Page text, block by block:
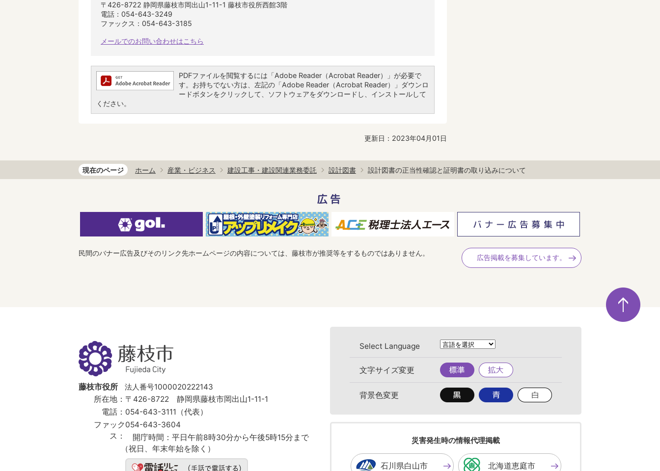
〒426-8722 静岡県藤枝市岡出山1-11-1 藤枝市役所西館3階
電話：054-643-3249
ファックス：054-643-3185
メールでのお問い合わせはこちら
PDFファイルを閲覧するには「Adobe Reader（Acrobat Reader）」が必要で
す。お持ちでない方は、左記の「Adobe Reader（Acrobat Reader）」ダウンロ
ードボタンをクリックして、ソフトウェアをダウンロードし、インストールして
ください。
更新日：2023年04月01日
現在のページ ホーム 産業・ビジネス 建設工事・建設関連業務委託 設計図書 設計図書の正当性確認と証明書の取り込みについて
広告
民間のバナー広告及びそのリンク先ホームページの内容については、藤枝市が推奨等をするものではありません。
広告掲載を募集しています。
ペ
ー
ジ
の
藤
枝
市
Fujieda
City
藤枝市役所
法人番号1000020222143
所在地： 〒426-8722 静岡県藤枝市岡出山1-11-1
電話： 054-643-3111（代表）
ファック
ス：
054-643-3604
開庁時間： 平日午前8時30分から午後5時15分まで
（祝日、年末年始を除く）
Select Language
文字サイズ変更
標
準
拡
大
背景色変更
背
景
色
す
る
背
景
色
る
背
景
る
災害発生時の情報代理掲載
石川県白山市 北海道恵庭市